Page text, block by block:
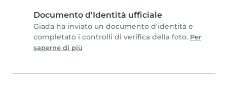
Documento d'Identità ufficiale
Giada ha inviato un documento d'identità e
completato i controlli di verifica della foto. Per
saperne di più